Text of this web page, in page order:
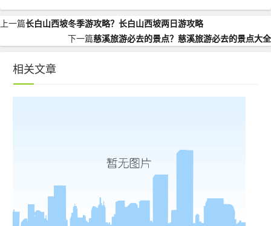
上一篇长白山西坡冬季游攻略？长白山西坡两日游攻略
下一篇慈溪旅游必去的景点？慈溪旅游必去的景点大全
相关文章